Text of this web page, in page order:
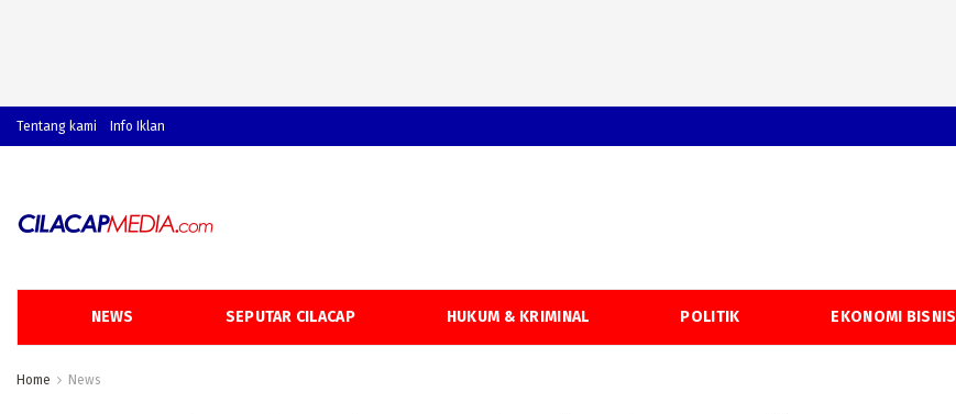
Tentang kami Info Iklan
NEWS SEPUTAR CILACAP HUKUM & KRIMINAL POLITIK EKONOMI BISNIS
Home News